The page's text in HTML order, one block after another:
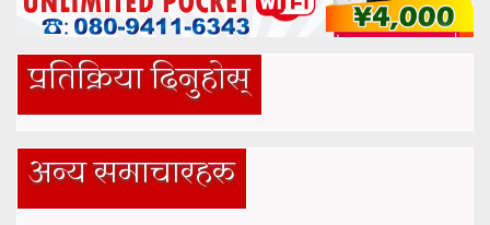
प्रतिक्रिया दिनुहोस्
अन्य समाचारहरु